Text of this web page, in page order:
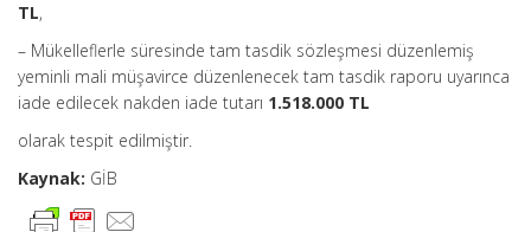
TL,
– Mükelleflerle süresinde tam tasdik sözleşmesi düzenlemiş
yeminli mali müşavirce düzenlenecek tam tasdik raporu uyarınca
iade edilecek nakden iade tutarı 1.518.000 TL
olarak tespit edilmiştir.
Kaynak: GİB